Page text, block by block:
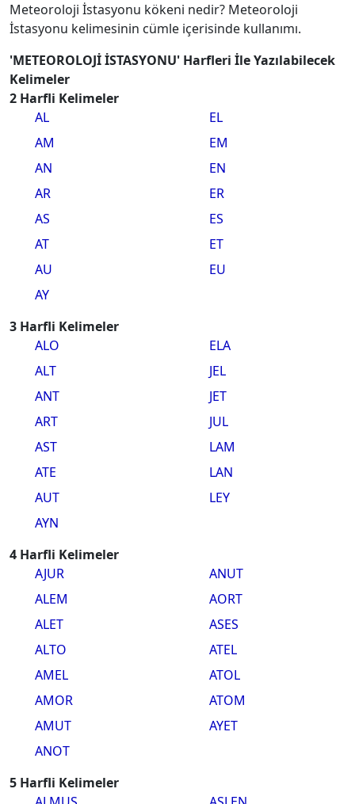
Meteoroloji İstasyonu kökeni nedir? Meteoroloji
İstasyonu kelimesinin cümle içerisinde kullanımı.
'METEOROLOJİ İSTASYONU' Harfleri İle Yazılabilecek
Kelimeler
2 Harfli Kelimeler
AL
AM
AN
AR
AS
AT
AU
AY
EL
EM
EN
ER
ES
ET
EU
3 Harfli Kelimeler
ALO
ALT
ANT
ART
AST
ATE
AUT
AYN
ELA
JEL
JET
JUL
LAM
LAN
LEY
4 Harfli Kelimeler
AJUR
ALEM
ALET
ALTO
AMEL
AMOR
AMUT
ANOT
ANUT
AORT
ASES
ATEL
ATOL
ATOM
AYET
5 Harfli Kelimeler